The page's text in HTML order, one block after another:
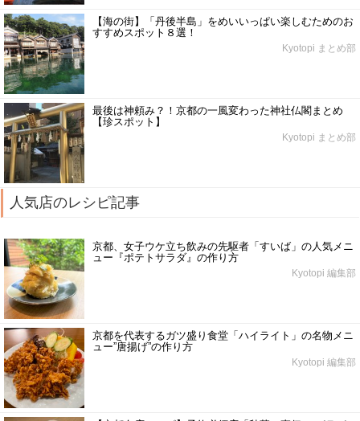
【海の街】「丹後半島」をめいいっぱい楽しむためのお
すすめスポット８選！
Kyotopi まとめ部
最後は神頼み？！京都の一風変わった神社仏閣まとめ
【珍スポット】
Kyotopi まとめ部
人気店のレシピ記事
京都、女子ウケ立ち飲みの先駆者「すいば」の人気メニ
ュー『ポテトサラダ』の作り方
Kyotopi 編集部
京都を代表するガツ盛り食堂「ハイライト」の名物メニ
ュー”唐揚げ”の作り方
Kyotopi 編集部